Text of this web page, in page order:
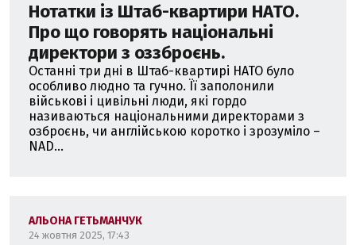
Нотатки із Штаб-квартири НАТО.
Про що говорять національні
директори з оззброєнь.
Останні три дні в Штаб-квартирі НАТО було
особливо людно та гучно. Її заполонили
військові і цивільні люди, які гордо
називаються національними директорами з
озброєнь, чи англійською коротко і зрозуміло –
NAD...
АЛЬОНА ГЕТЬМАНЧУК
24 жовтня 2025, 17:43